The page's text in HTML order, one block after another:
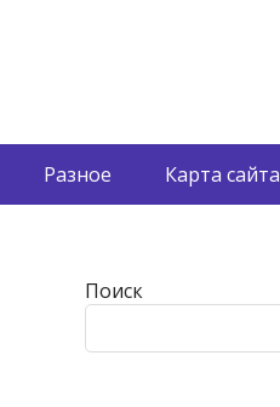
Разное Карта сайта
Поиск